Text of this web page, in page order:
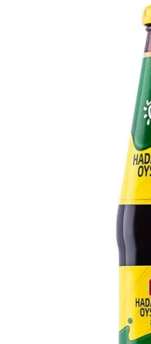
Azijietiški alkoholiniai gėrimai